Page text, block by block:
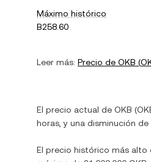
Máximo histórico
B258.60
Leer más: Precio de OKB (
El precio actual de OKB (
horas, y una disminución de
El precio histórico más alto